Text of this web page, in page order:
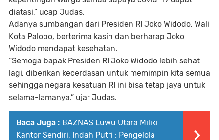
diatasi,” ucap Judas.
Adanya sumbangan dari Presiden RI Joko Widodo, Wali
Kota Palopo, berterima kasih dan berharap Joko
Widodo mendapat kesehatan.
“Semoga bapak Presiden RI Joko Widodo lebih sehat
lagi, diberikan kecerdasan untuk memimpin kita semua
sehingga negara kesatuan RI ini bisa tetap jaya untuk
selama-lamanya,” ujar Judas.
Baca Juga : BAZNAS Luwu Utara Miliki
Kantor Sendiri, Indah Putri : Pengelola